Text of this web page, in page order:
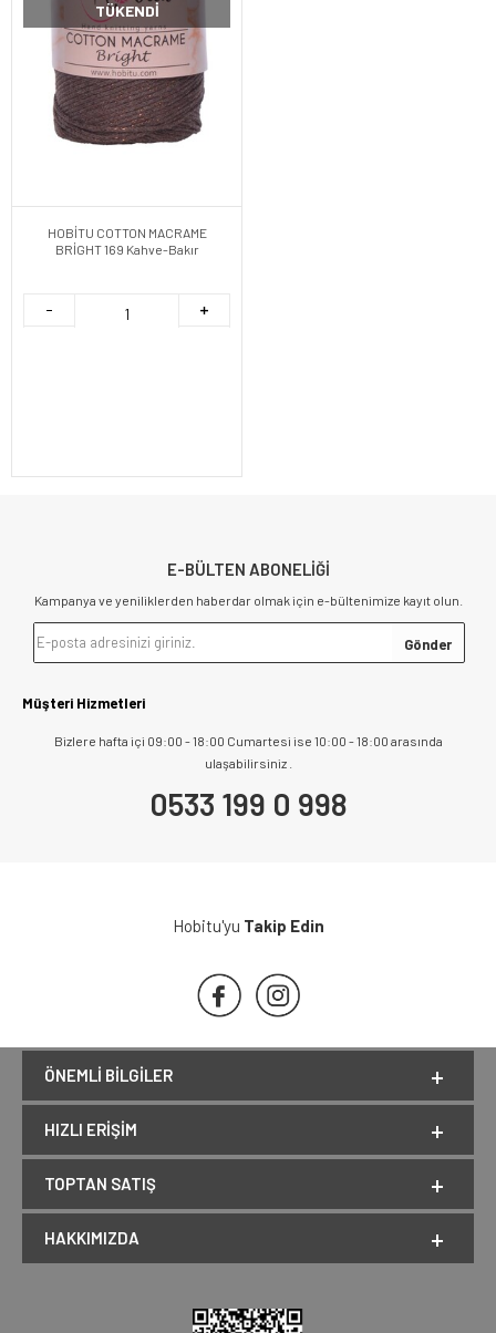
TÜKENDI
HOBİTU COTTON MACRAME
BRİGHT 169 Kahve-Bakır
E-BÜLTEN ABONELİĞİ
Kampanya ve yeniliklerden haberdar olmak için e-bültenimize kayıt olun.
Müşteri Hizmetleri
Bizlere hafta içi 09:00 - 18:00 Cumartesi ise 10:00 - 18:00 arasında
ulaşabilirsiniz .
0533 199 0 998
Hobitu'yu Takip Edin
ÖNEMLI BILGILER
HIZLI ERIŞIM
TOPTAN SATIŞ
HAKKIMIZDA